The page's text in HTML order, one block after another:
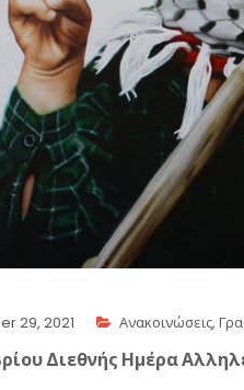
29, 2021 Ανακοινώσεις,
Διεθνής Ημέρα